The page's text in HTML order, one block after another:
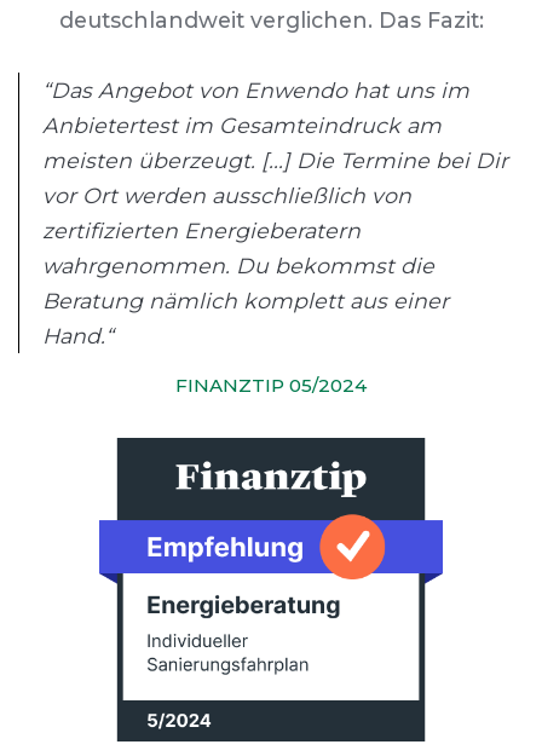
deutschlandweit verglichen. Das Fazit:
“Das Angebot von Enwendo hat uns im
Anbietertest im Gesamteindruck am
meisten überzeugt. [...] Die Termine bei Dir
vor Ort werden ausschließlich von
zertifizierten Energieberatern
wahrgenommen. Du bekommst die
Beratung nämlich komplett aus einer
Hand.“
FINANZTIP 05/2024